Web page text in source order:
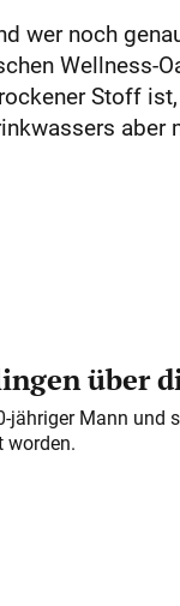
wer noch
Wellness-
Stoff
aber
über
jähriger Mann und
worden.